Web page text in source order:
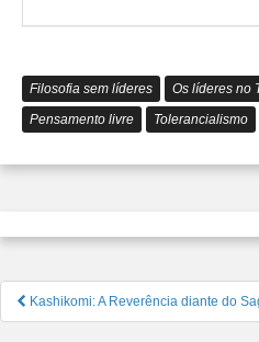
Filosofia sem líderes
Os líderes no
Pensamento livre
Tolerancialismo
Navegação
de
Kashikomi: A Reverência diante do